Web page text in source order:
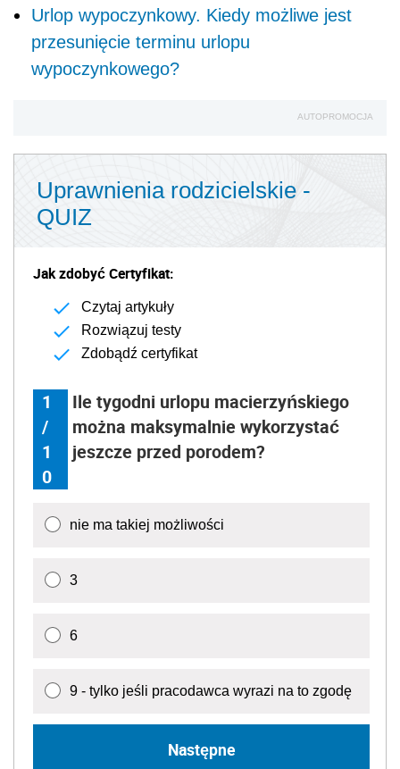
Urlop wypoczynkowy. Kiedy możliwe jest
przesunięcie terminu urlopu
wypoczynkowego?
AUTOPROMOCJA
Uprawnienia rodzicielskie -
QUIZ
Jak zdobyć Certyfikat:
Czytaj artykuły
Rozwiązuj testy
Zdobądź certyfikat
1
/
1
0
Ile tygodni urlopu macierzyńskiego
można maksymalnie wykorzystać
jeszcze przed porodem?
nie ma takiej możliwości
3
6
9 - tylko jeśli pracodawca wyrazi na to zgodę
Następne